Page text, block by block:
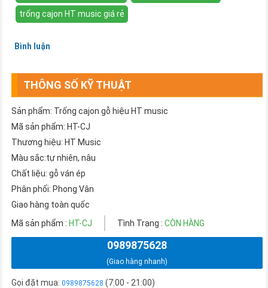
trống cajon HT music giá rẻ
Bình luận
THÔNG SỐ KỸ THUẬT
Sản phẩm: Trống cajon gỗ hiệu HT music
Mã sản phẩm: HT-CJ
Thương hiệu: HT Music
Màu sắc:tự nhiên, nâu
Chất liệu: gỗ ván ép
Phân phối: Phong Vân
Giao hàng toàn quốc
Mã sản phẩm : HT-CJ Tình Trạng : CÒN HÀNG
0989875628
(Giao hàng nhanh)
Gọi đặt mua:0989875628 (7:00 - 21:00)